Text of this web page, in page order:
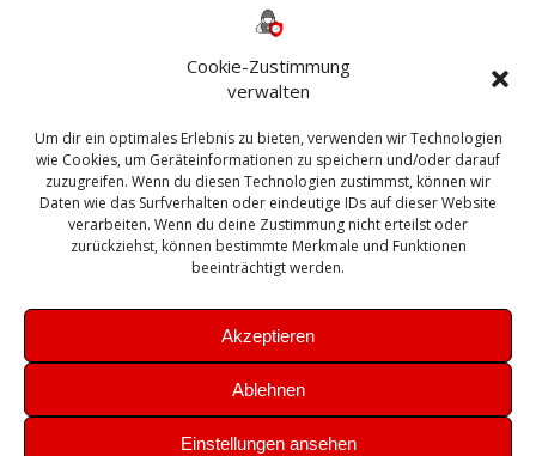
Cookie-Zustimmung
verwalten
Um dir ein optimales Erlebnis zu bieten, verwenden wir Technologien
wie Cookies, um Geräteinformationen zu speichern und/oder darauf
zuzugreifen. Wenn du diesen Technologien zustimmst, können wir
Daten wie das Surfverhalten oder eindeutige IDs auf dieser Website
verarbeiten. Wenn du deine Zustimmung nicht erteilst oder
zurückziehst, können bestimmte Merkmale und Funktionen
beeinträchtigt werden.
Akzeptieren
Ablehnen
Einstellungen ansehen
Bautagebuch
Exchange firewall Fritzbox
Microsoft
Sanierung SBS Security Server Sicherheit
Sicherung SIEM Sophos SSL Ubuntu
Update Upgrade UTM VCenter VCSA Veeam
VMWare VPN WAZUH Windows
Zertifikat